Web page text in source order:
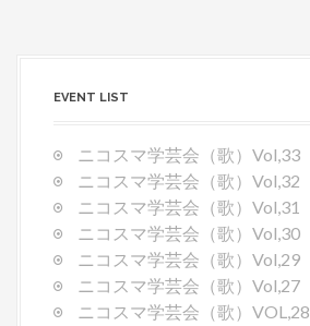
EVENT LIST
ニコスマ学芸会（歌）Vol,33
ニコスマ学芸会（歌）Vol,32
ニコスマ学芸会（歌）Vol,31
ニコスマ学芸会（歌）Vol,30
ニコスマ学芸会（歌）Vol,29
ニコスマ学芸会（歌）Vol,27
ニコスマ学芸会（歌）VOL,28